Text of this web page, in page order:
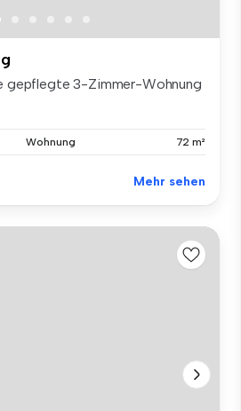
gepflegte 3-Zimmer-Wohnung
Wohnung 72 m²
Mehr sehen